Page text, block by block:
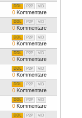
VID
P2P
DDL
0 Kommentare
VID
P2P
DDL
0 Kommentare
VID
P2P
DDL
0 Kommentare
VID
P2P
DDL
0 Kommentare
VID
P2P
DDL
0 Kommentare
VID
P2P
DDL
0 Kommentare
VID
P2P
DDL
0 Kommentare
VID
P2P
DDL